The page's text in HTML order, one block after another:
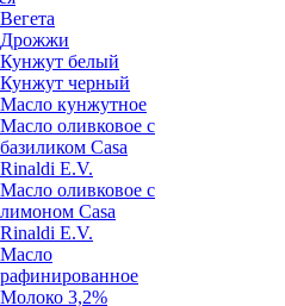
Вегета
Дрожжи
Кунжут белый
Кунжут черный
Масло кунжутное
Масло оливковое с
базиликом Casa
Rinaldi E.V.
Масло оливковое с
лимоном Casa
Rinaldi E.V.
Масло
рафинированное
Молоко 3,2%